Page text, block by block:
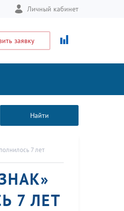
Личный кабинет
заявку
Найти
7 лет
7 ЛЕТ